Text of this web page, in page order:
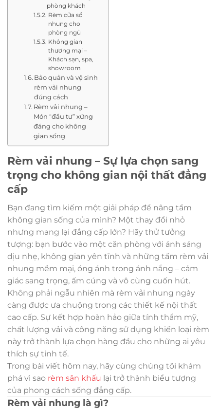
phòng khách
Rèm cửa sổ
nhung cho
phòng ngủ
Không gian
thương mại –
Khách sạn, spa,
showroom
Bảo quản và vệ sinh
rèm vải nhung
đúng cách
Rèm vải nhung –
Món “đầu tư” xứng
đáng cho không
gian sống
Rèm vải nhung – Sự lựa chọn sang
trọng cho không gian nội thất đẳng
cấp
Bạn đang tìm kiếm một giải pháp để nâng tầm
không gian sống của mình? Một thay đổi nhỏ
nhưng mang lại đẳng cấp lớn? Hãy thử tưởng
tượng: bạn bước vào một căn phòng với ánh sáng
dịu nhẹ, không gian yên tĩnh và những tấm rèm vải
nhung mềm mại, óng ánh trong ánh nắng – cảm
giác sang trọng, ấm cúng và vô cùng cuốn hút.
Không phải ngẫu nhiên mà rèm vải nhung ngày
càng được ưa chuộng trong các thiết kế nội thất
cao cấp. Sự kết hợp hoàn hảo giữa tính thẩm mỹ,
chất lượng vải và công năng sử dụng khiến loại rèm
này trở thành lựa chọn hàng đầu cho những ai yêu
thích sự tinh tế.
Trong bài viết hôm nay, hãy cùng chúng tôi khám
phá vì sao rèm sân khấu lại trở thành biểu tượng
của phong cách sống đẳng cấp.
Rèm vải nhung là gì?